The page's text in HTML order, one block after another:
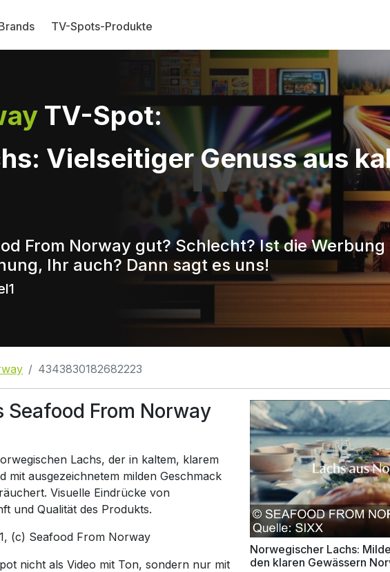
TV-Spots-Produkte
TV-Spot:
Vielseitiger Genuss aus
From Norway gut? Schlecht? Ist die
Ihr auch? Dann sagt es uns!
4343830182682223
From Norway
Lachs, der in kaltem, klarem
mit ausgezeichnetem milden Geschmack
Visuelle Eindrücke von
und Qualität des Produkts.
, (c) Seafood From Norway
nicht als Video mit Ton, sondern nur mit
Norwegischer Lachs:
den klaren Gewässern